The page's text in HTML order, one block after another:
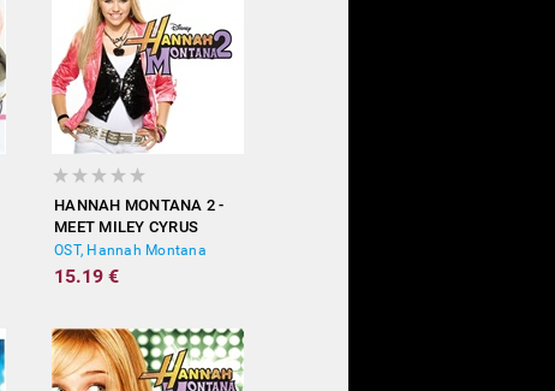
HANNAH MONTANA 2 -
MEET MILEY CYRUS
OST, Hannah Montana
15.19 €